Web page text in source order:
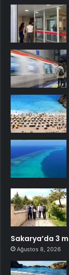
Sakarya’da 3
Ağustos 8, 2026